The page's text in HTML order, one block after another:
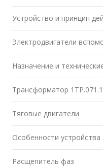
Устройство и принцип
Электродвигатели
Назначение и
Трансформатор 1ТР.071.1
Тяговые двигатели
Особенности устройства
Расщепитель фаз